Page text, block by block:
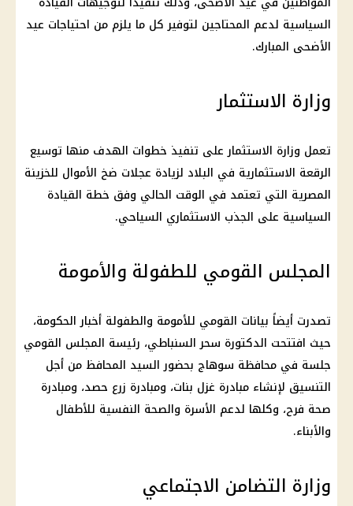
السياسية لدعم المحتاجين لتوفير كل ما يلزم من احتياجات عيد
الأضحى المبارك.
وزارة الاستثمار
تعمل وزارة الاستثمار على تنفيذ خطوات الهدف منها توسيع
الرقعة الاستثمارية في البلاد لزيادة عجلات ضخ الأموال للخزينة
المصرية التي تعتمد في الوقت الحالي وفق خطة القيادة
السياسية على الجذب الاستثماري السياحي.
المجلس القومي للطفولة والأمومة
تصدرت أيضاً بيانات القومي للأمومة والطفولة أخبار الحكومة،
حيث افتتحت الدكتورة سحر السنباطي، رئيسة المجلس القومي
جلسة في محافظة سوهاج بحضور السيد المحافظ من أجل
التنسيق لإنشاء مبادرة غزل بنات، ومبادرة زرع حصد، ومبادرة
صحة فرح، وكلها لدعم الأسرة والصحة النفسية للأطفال
والأبناء.
وزارة التضامن الاجتماعي